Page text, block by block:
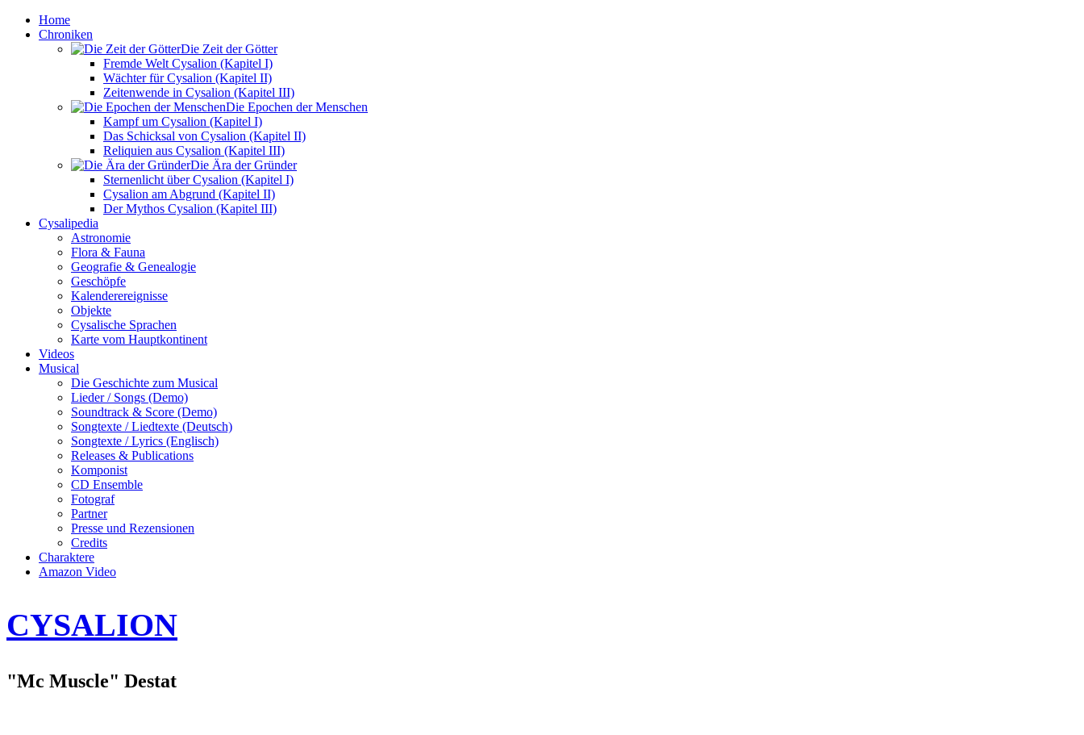
Home
Chroniken
Die Zeit der Götter
Fremde Welt Cysalion (Kapitel I)
Wächter für Cysalion (Kapitel II)
Zeitenwende in Cysalion (Kapitel III)
Die Epochen der Menschen
Kampf um Cysalion (Kapitel I)
Das Schicksal von Cysalion (Kapitel II)
Reliquien aus Cysalion (Kapitel III)
Die Ära der Gründer
Sternenlicht über Cysalion (Kapitel I)
Cysalion am Abgrund (Kapitel II)
Der Mythos Cysalion (Kapitel III)
Cysalipedia
Astronomie
Flora & Fauna
Geografie & Genealogie
Geschöpfe
Kalenderereignisse
Objekte
Cysalische Sprachen
Karte vom Hauptkontinent
Videos
Musical
Die Geschichte zum Musical
Lieder / Songs (Demo)
Soundtrack & Score (Demo)
Songtexte / Liedtexte (Deutsch)
Songtexte / Lyrics (Englisch)
Releases & Publications
Komponist
CD Ensemble
Fotograf
Partner
Presse und Rezensionen
Credits
Charaktere
Amazon Video
CYSALION
"Mc Muscle" Destat